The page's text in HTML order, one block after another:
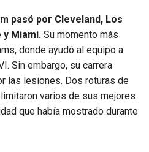
pasó por Cleveland, Los
y Miami. Su momento más
donde ayudó al equipo a
Sin embargo, su carrera
las lesiones. Dos roturas de
varios de sus mejores
que había mostrado durante